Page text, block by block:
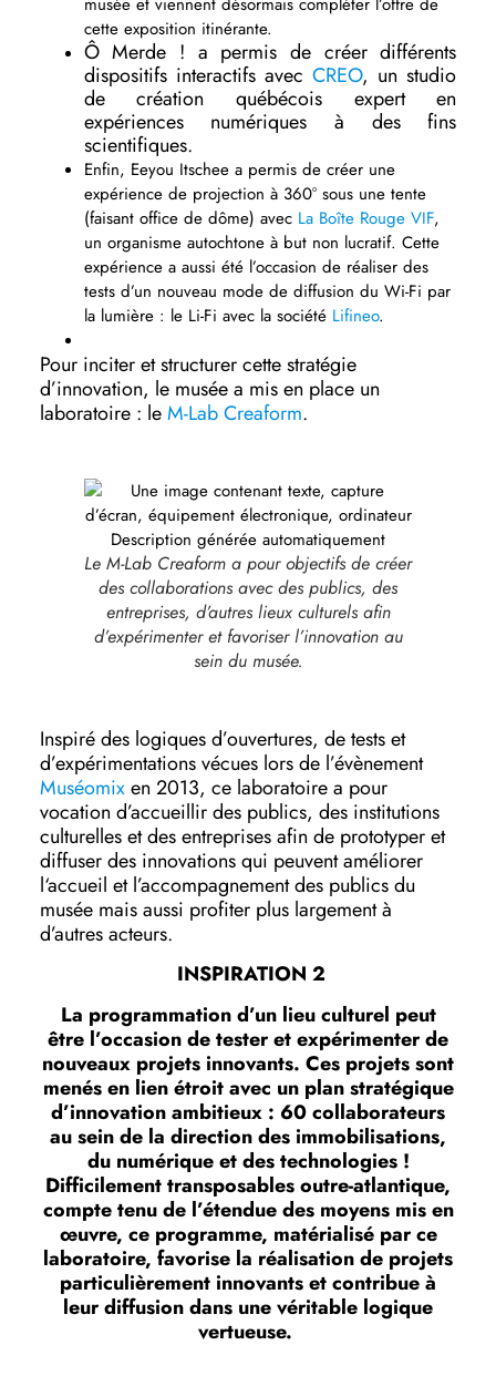
cette exposition itinérante.
Ô Merde ! a permis de créer différents
dispositifs interactifs avecCREO, un studio
de création québécois expert en
expériences numériques à des fins
scientifiques.
Enfin, Eeyou Itschee a permis de créer une
expérience de projection à 360° sous une tente
(faisant office de dôme) avec La Boîte Rouge VIF,
un organisme autochtone à but non lucratif. Cette
expérience a aussi été l’occasion de réaliser des
tests d’un nouveau mode de diffusion du Wi-Fi par
la lumière : le Li-Fi avec la société Lifineo.
Pour inciter et structurer cette stratégie
d’innovation, le musée a mis en place un
laboratoire : leM-Lab Creaform.
Le M-Lab Creaform a pour objectifs de créer
des collaborations avec des publics, des
entreprises, d’autres lieux culturels afin
d’expérimenter et favoriser l’innovation au
sein du musée.
Inspiré des logiques d’ouvertures, de tests et
d’expérimentations vécues lors de l’évènement
Muséomixen 2013, ce laboratoire a pour
vocation d’accueillir des publics, des institutions
culturelles et des entreprises afin de prototyper et
diffuser des innovations qui peuvent améliorer
l‘accueil et l’accompagnement des publics du
musée mais aussi profiter plus largement à
d’autres acteurs.
INSPIRATION 2
La programmation d’un lieu culturel peut
être l’occasion de tester et expérimenter de
nouveaux projets innovants. Ces projets sont
menés en lien étroit avec un plan stratégique
d’innovation ambitieux : 60 collaborateurs
au sein de la direction des immobilisations,
du numérique et des technologies !
Difficilement transposables outre-atlantique,
compte tenu de l’étendue des moyens mis en
œuvre, ce programme, matérialisé par ce
laboratoire, favorise la réalisation de projets
particulièrement innovants et contribue à
leur diffusion dans une véritable logique
vertueuse.